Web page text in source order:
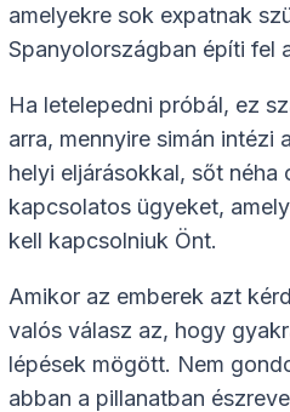
amelyekre sok expatnak
Spanyolországban építi fel
Ha letelepedni próbál, ez
arra, mennyire simán intézi
helyi eljárásokkal, sőt
kapcsolatos ügyeket,
kell kapcsolniuk Önt.
Amikor az emberek azt
valós válasz az, hogy
lépések mögött. Nem
abban a pillanatban